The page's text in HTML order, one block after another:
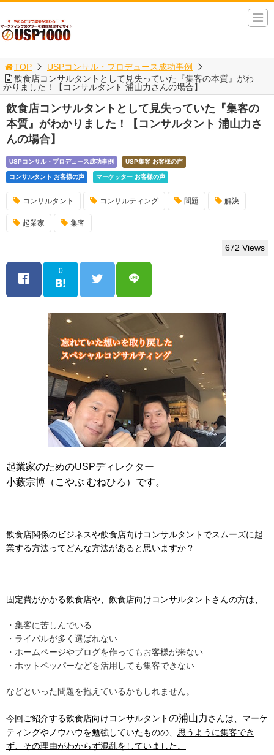
TOP
USPコンサル・プロデュース成功事例
飲食店コンサルタントとして見失っていた『集客の本質』がわ
かりました！【コンサルタント 浦山力さんの場合】
飲食店コンサルタントとして見失っていた『集客の
本質』がわかりました！【コンサルタント 浦山力さ
んの場合】
USPコンサル・プロデュース成功事例 USP集客 お客様の声
コンサルタント お客様の声 マーケッター お客様の声
コンサルタント コンサルティング 問題 解決
起業家 集客
672 Views
0
起業家のためのUSPディレクター
小藪宗博（こやぶ むねひろ）です。
飲食店関係のビジネスや飲食店向けコンサルタントでスムーズに起
業する方法ってどんな方法があると思いますか？
固定費がかかる飲食店や、飲食店向けコンサルタントさんの方は、
・集客に苦しんでいる
・ライバルが多く選ばれない
・ホームページやブログを作ってもお客様が来ない
・ホットペッパーなどを活用しても集客できない
などといった問題を抱えているかもしれません。
今回ご紹介する飲食店向けコンサルタントの浦山力さんは、マーケ
ティングやノウハウを勉強していたものの、 思うように集客でき
ず、その理由がわからず混乱をしていました。